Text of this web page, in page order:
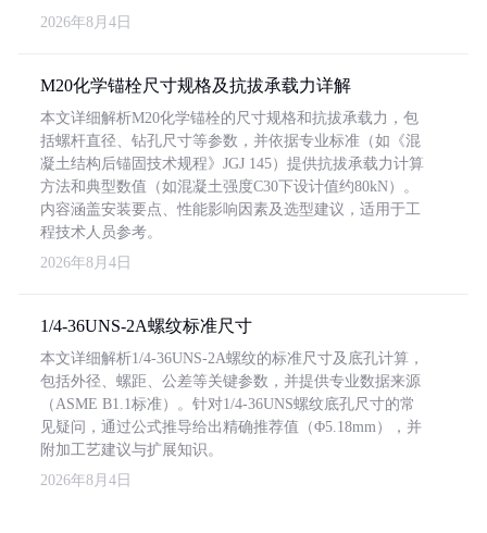
2026年8月4日
M20化学锚栓尺寸规格及抗拔承载力详解
本文详细解析M20化学锚栓的尺寸规格和抗拔承载力，包
括螺杆直径、钻孔尺寸等参数，并依据专业标准（如《混
凝土结构后锚固技术规程》JGJ 145）提供抗拔承载力计算
方法和典型数值（如混凝土强度C30下设计值约80kN）。
内容涵盖安装要点、性能影响因素及选型建议，适用于工
程技术人员参考。
2026年8月4日
1/4-36UNS-2A螺纹标准尺寸
本文详细解析1/4-36UNS-2A螺纹的标准尺寸及底孔计算，
包括外径、螺距、公差等关键参数，并提供专业数据来源
（ASME B1.1标准）。针对1/4-36UNS螺纹底孔尺寸的常
见疑问，通过公式推导给出精确推荐值（Φ5.18mm），并
附加工艺建议与扩展知识。
2026年8月4日